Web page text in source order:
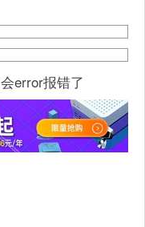
error报错了